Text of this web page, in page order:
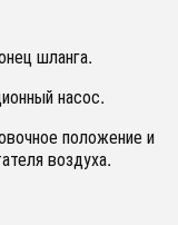
шланга.
насос.
положение и
воздуха.